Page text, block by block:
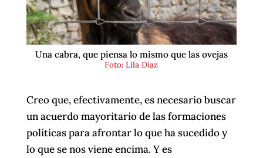
Una cabra, que piensa lo mismo que las ovejas
Foto: Lila Díaz
Creo que, efectivamente, es necesario buscar
un acuerdo mayoritario de las formaciones
políticas para afrontar lo que ha sucedido y
lo que se nos viene encima. Y es